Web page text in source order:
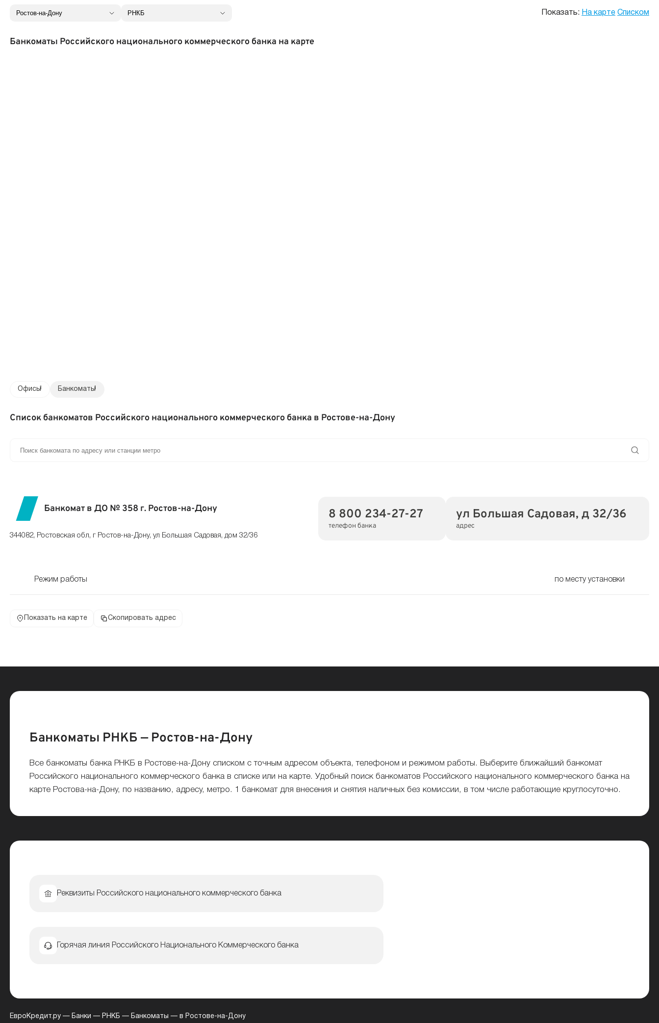
Показать: На карте Списком
Банкоматы Российского национального коммерческого банка на карте
Офисы
1 Банкоматы
1
Список банкоматов Российского национального коммерческого банка в Ростове-на-Дону
Банкомат в ДО № 358 г. Ростов-на-Дону
344082, Ростовская обл, г Ростов-на-Дону, ул Большая Садовая, дом 32/36
8 800 234-27-27
телефон банка
ул Большая Садовая, д 32/36
адрес
Режим работы по месту установки
Показать на карте Скопировать адрес
Банкоматы РНКБ — Ростов-на-Дону
Все банкоматы банка РНКБ в Ростове-на-Дону списком с точным адресом объекта, телефоном и режимом работы. Выберите ближайший банкомат
Российского национального коммерческого банка в списке или на карте. Удобный поиск банкоматов Российского национального коммерческого банка на
карте Ростова-на-Дону, по названию, адресу, метро. 1 банкомат для внесения и снятия наличных без комиссии, в том числе работающие круглосуточно.
Реквизиты Российского национального коммерческого банка
Горячая линия Российского Национального Коммерческого банка
ЕвроКредит.ру — Банки — РНКБ — Банкоматы — в Ростове-на-Дону